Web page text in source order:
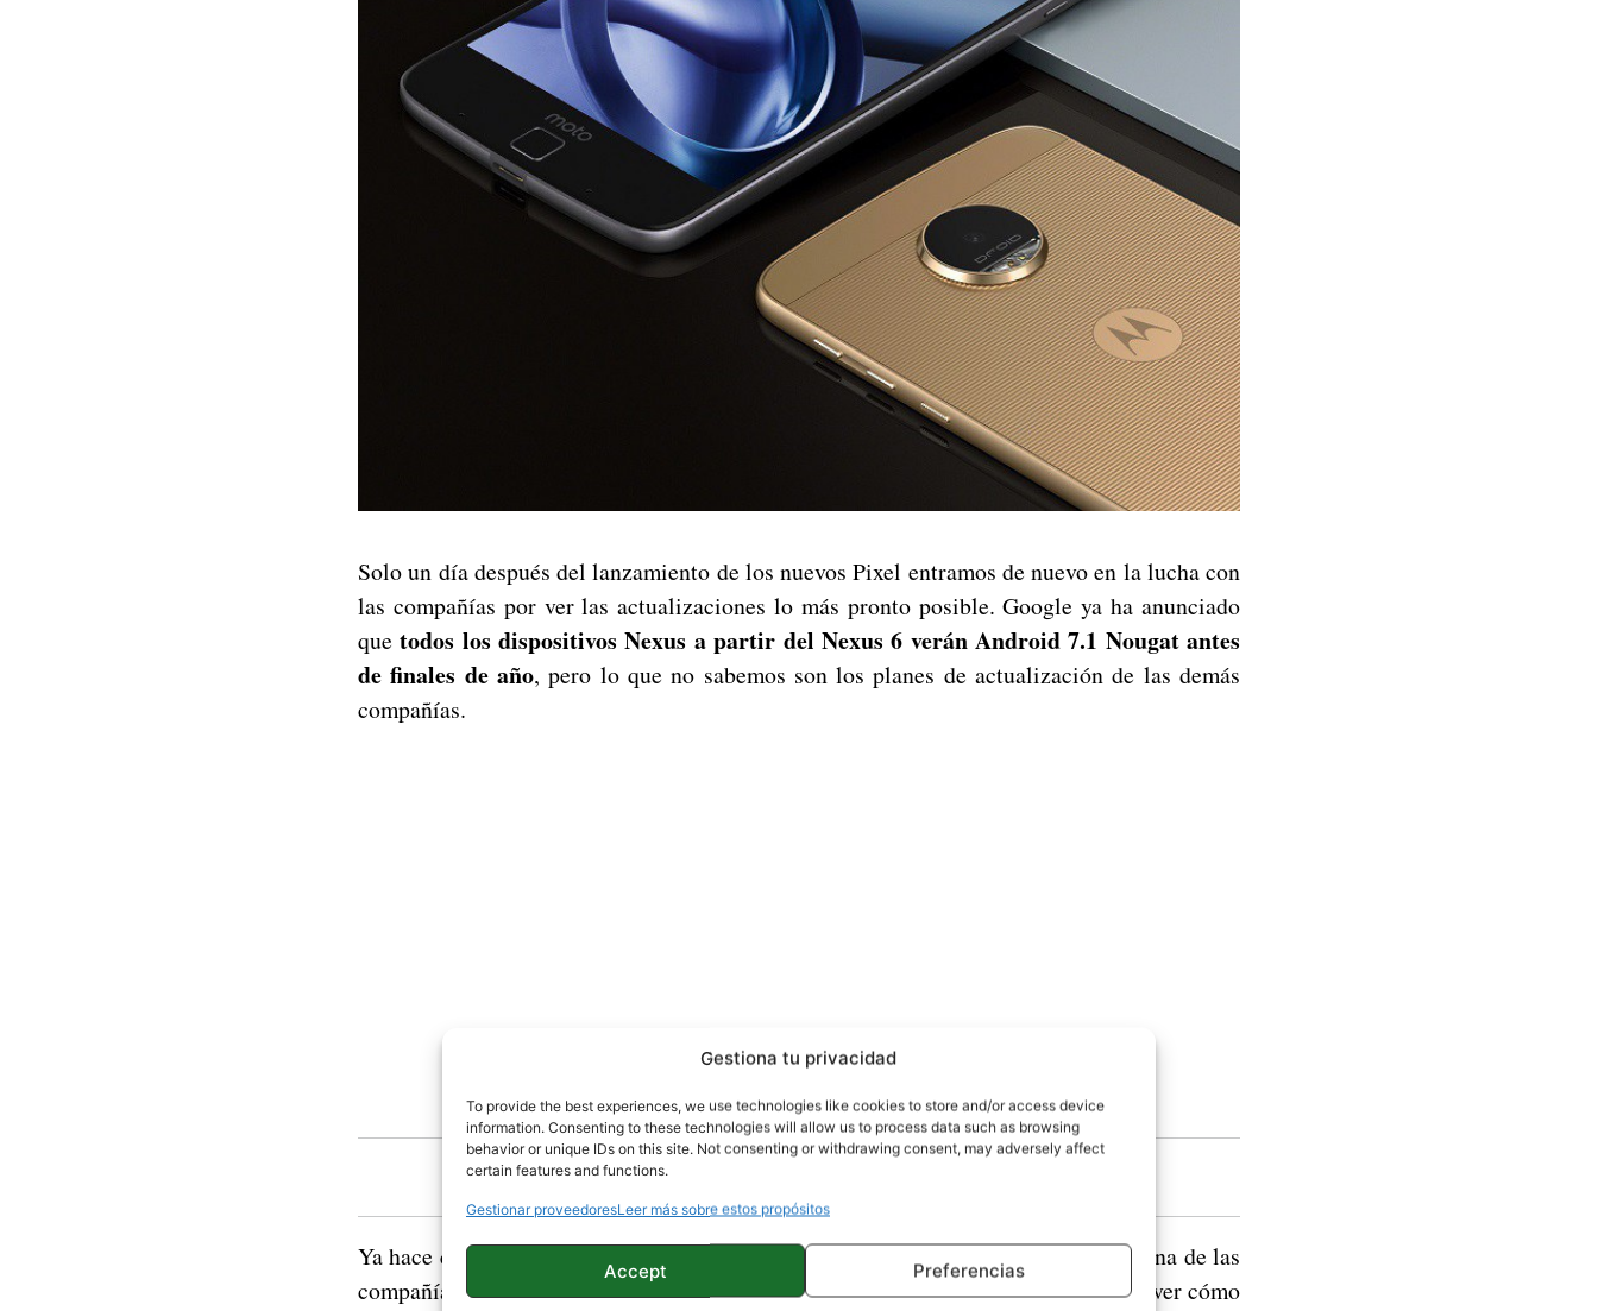
Gestiona tu privacidad
To provide the best experiences, we use technologies like cookies to store and/or access device
information. Consenting to these technologies will allow us to process data such as browsing
behavior or unique IDs on this site. Not consenting or withdrawing consent, may adversely affect
certain features and functions.
Gestionar proveedoresLeer más sobre estos propósitos
Accept Preferencias
Solo un día después del lanzamiento de los nuevos Pixel entramos de nuevo en la lucha con
las compañías por ver las actualizaciones lo más pronto posible. Google ya ha anunciado
quetodos los dispositivos Nexus a partir del Nexus 6 verán Android 7.1 Nougat antes
de finales de año, pero lo que no sabemos son los planes de actualización de las demás
compañías.
Estas son las nuevas Daydream View de Google
Ya hace casi dos meses que Android 7.0 Nougat está liberado oficialmente y ninguna de las
compañías del mercado ha actualizado sus dispositivos por el momento. Podemos ver cómo